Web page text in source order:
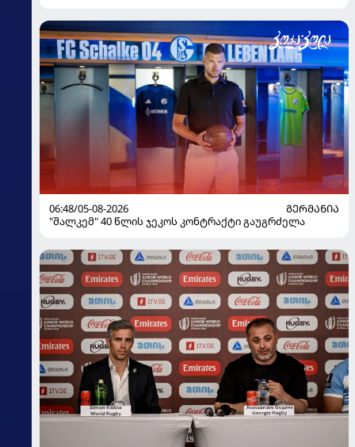
06:48/05-08-2026
ᲒᲔᲠᲛᲐᲜᲘᲐ
"შალკემ" 40 წლის ჯეკოს კონტრაქტი გაუგრძელა